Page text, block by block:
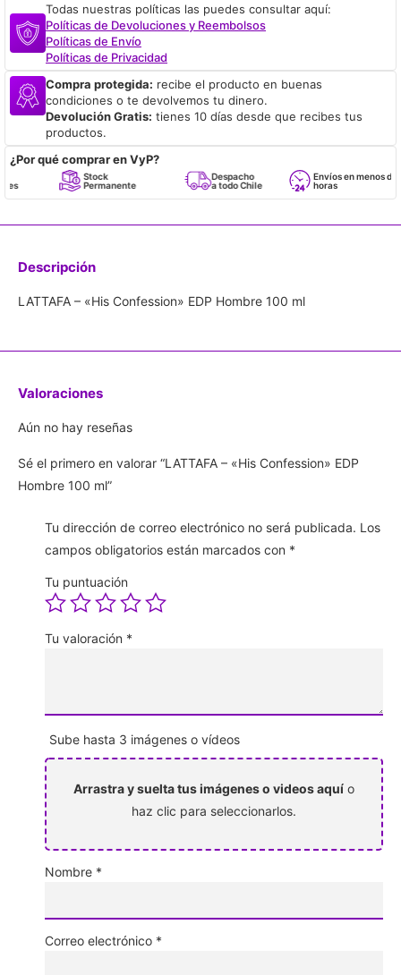
Todas nuestras políticas las puedes consultar aquí:
Políticas de Devoluciones y Reembolsos
Políticas de Envío
Políticas de Privacidad
Compra protegida: recibe el producto en buenas
condiciones o te devolvemos tu dinero.
Devolución Gratis: tienes 10 días desde que recibes tus
productos.
¿Por qué comprar en VyP?
Stock
Permanente
Despacho
a todo Chile
Envíos en menos de 24
horas
Descripción
LATTAFA – «His Confession» EDP Hombre 100 ml
Valoraciones
Aún no hay reseñas
Sé el primero en valorar “LATTAFA – «His Confession» EDP
Hombre 100 ml”
Tu dirección de correo electrónico no será publicada. Los
campos obligatorios están marcados con *
Tu puntuación
Tu valoración *
Sube hasta 3 imágenes o vídeos
Arrastra y suelta tus imágenes o videos aquí o
haz clic para seleccionarlos.
Nombre *
Correo electrónico *